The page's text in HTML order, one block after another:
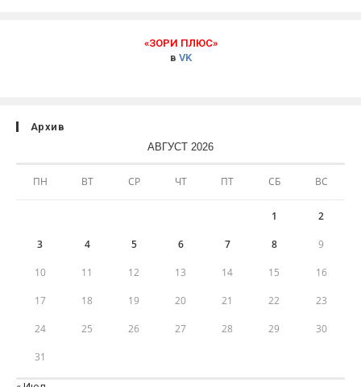
«ЗОРИ ПЛЮС»
в VK
Архив
АВГУСТ 2026
ПН ВТ СР ЧТ ПТ СБ ВС
1 2
3 4 5 6 7 8 9
10 11 12 13 14 15 16
17 18 19 20 21 22 23
24 25 26 27 28 29 30
31